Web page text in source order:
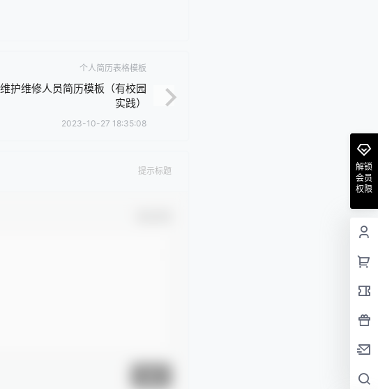
个人简历表格模板
护维修人员简历模板（有校园
实践）
2023-10-27 18:35:08
提示标题
解锁
会员
权限